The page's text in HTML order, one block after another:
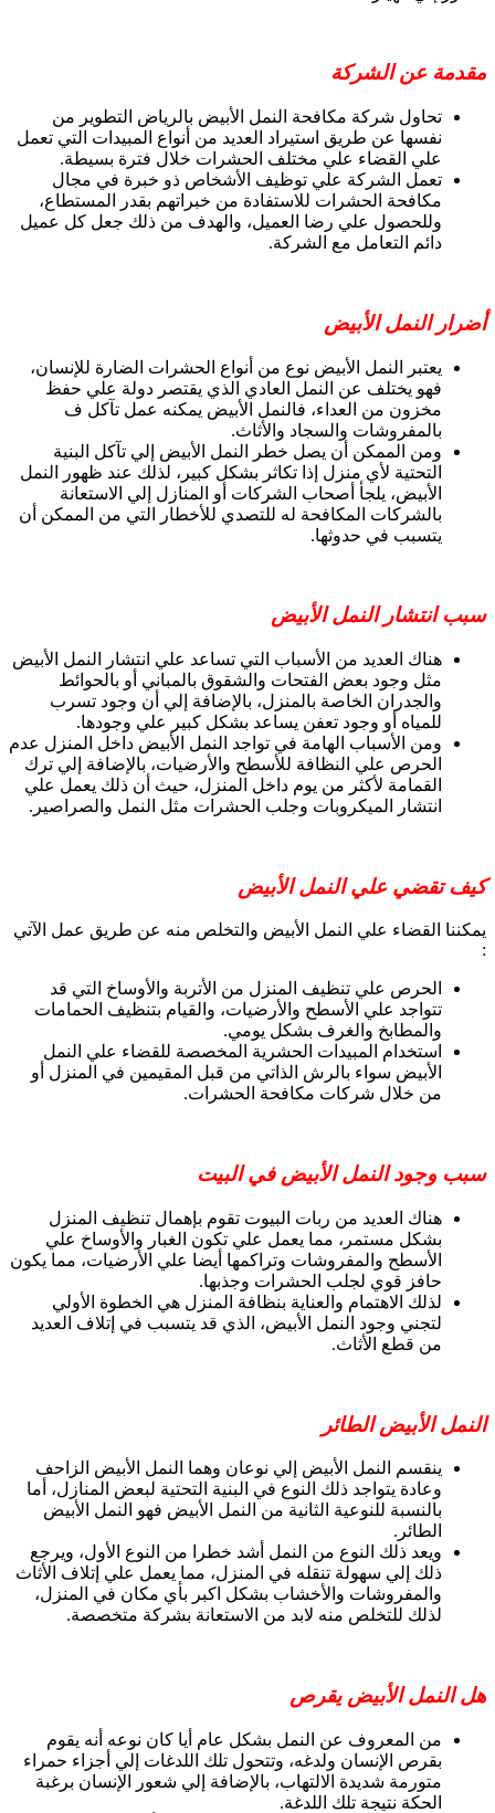
مقدمة عن الشركة
تحاول شركة مكافحة النمل الأبيض بالرياض التطوير من
نفسها عن طريق استيراد العديد من أنواع المبيدات التي تعمل
علي القضاء علي مختلف الحشرات خلال فترة بسيطة.
تعمل الشركة علي توظيف الأشخاص ذو خبرة في مجال
مكافحة الحشرات للاستفادة من خبراتهم بقدر المستطاع،
وللحصول علي رضا العميل، والهدف من ذلك جعل كل عميل
دائم التعامل مع الشركة.
أضرار النمل الأبيض
يعتبر النمل الأبيض نوع من أنواع الحشرات الضارة للإنسان،
فهو يختلف عن النمل العادي الذي يقتصر دولة علي حفظ
مخزون من العداء، فالنمل الأبيض يمكنه عمل تآكل ف
بالمفروشات والسجاد والأثاث.
ومن الممكن أن يصل خطر النمل الأبيض إلي تآكل البنية
التحتية لأي منزل إذا تكاثر بشكل كبير، لذلك عند ظهور النمل
الأبيض، يلجأ أصحاب الشركات أو المنازل إلي الاستعانة
بالشركات المكافحة له للتصدي للأخطار التي من الممكن أن
يتسبب في حدوثها.
سبب انتشار النمل الأبيض
هناك العديد من الأسباب التي تساعد علي انتشار النمل الأبيض
مثل وجود بعض الفتحات والشقوق بالمباني أو بالحوائط
والجدران الخاصة بالمنزل، بالإضافة إلي أن وجود تسرب
للمياه أو وجود تعفن يساعد بشكل كبير علي وجودها.
ومن الأسباب الهامة في تواجد النمل الأبيض داخل المنزل عدم
الحرص علي النظافة للأسطح والأرضيات، بالإضافة إلي ترك
القمامة لأكثر من يوم داخل المنزل، حيث أن ذلك يعمل علي
انتشار الميكروبات وجلب الحشرات مثل النمل والصراصير.
كيف تقضي علي النمل الأبيض
يمكننا القضاء علي النمل الأبيض والتخلص منه عن طريق عمل الآتي
:
الحرص علي تنظيف المنزل من الأتربة والأوساخ التي قد
تتواجد علي الأسطح والأرضيات، والقيام بتنظيف الحمامات
والمطابخ والغرف بشكل يومي.
استخدام المبيدات الحشرية المخصصة للقضاء علي النمل
الأبيض سواء بالرش الذاتي من قبل المقيمين في المنزل أو
من خلال شركات مكافحة الحشرات.
سبب وجود النمل الأبيض في البيت
هناك العديد من ربات البيوت تقوم بإهمال تنظيف المنزل
بشكل مستمر، مما يعمل علي تكون الغبار والأوساخ علي
الأسطح والمفروشات وتراكمها أيضا علي الأرضيات، مما يكون
حافز قوي لجلب الحشرات وجذبها.
لذلك الاهتمام والعناية بنظافة المنزل هي الخطوة الأولي
لتجني وجود النمل الأبيض، الذي قد يتسبب في إتلاف العديد
من قطع الأثاث.
النمل الأبيض الطائر
ينقسم النمل الأبيض إلي نوعان وهما النمل الأبيض الزاحف
وعادة يتواجد ذلك النوع في البنية التحتية لبعض المنازل، أما
بالنسبة للنوعية الثانية من النمل الأبيض فهو النمل الأبيض
الطائر.
ويعد ذلك النوع من النمل أشد خطرا من النوع الأول، ويرجع
ذلك إلي سهولة تنقله في المنزل، مما يعمل علي إتلاف الأثاث
والمفروشات والأخشاب بشكل اكبر بأي مكان في المنزل،
لذلك للتخلص منه لابد من الاستعانة بشركة متخصصة.
هل النمل الأبيض يقرص
من المعروف عن النمل بشكل عام أيا كان نوعه أنه يقوم
بقرص الإنسان ولدغه، وتتحول تلك اللدغات إلي أجزاء حمراء
متورمة شديدة الالتهاب، بالإضافة إلي شعور الإنسان برغبة
الحكة نتيجة تلك اللدغة.